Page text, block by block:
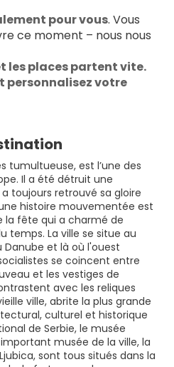
pour vous. Vous
ce moment – nous nous
les places partent vite.
personnalisez votre
tumultueuse, est l’une des
Il a été détruit une
toujours retrouvé sa gloire
histoire mouvementée est
la fête qui a charmé de
temps. La ville se situe au
et là où l'ouest
se coincent entre
et les vestiges de
avec les reliques
ville, abrite la plus grande
culturel et historique
de Serbie, le musée
musée de la ville, la
sont tous situés dans la